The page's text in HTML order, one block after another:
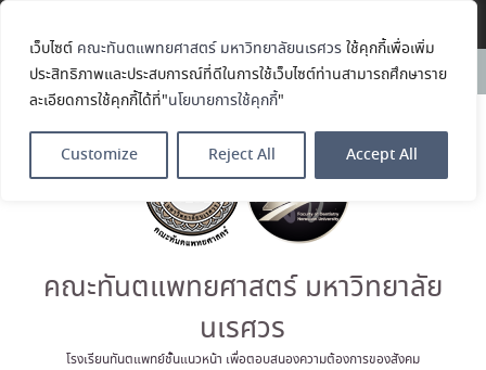
เว็บไซต์ คณะทันตแพทยศาสตร์ มหาวิทยาลัยนเรศวร ใช้คุกกี้เพื่อเพิ่ม
ประสิทธิภาพและประสบการณ์ที่ดีในการใช้เว็บไซต์ท่านสามารถศึกษาราย
ละเอียดการใช้คุกกี้ได้ที่"นโยบายการใช้คุกกี้"
Customize Reject All Accept All
News:
คณะทันตแพทยศาสตร์
มหาวิทยาลัยนเรศวร ร่วมออกบูธ
ประชาสัมพันธ์ หลักสูตรทันตแพทย
ประกาศนียบัตรผู้ช่วยทันตแพทย์
ในโครงการ Open House 2026
ตน ค้นหาตัวเอง
ประกาศคณะทันตแพทยศาสตร์
มหาวิทยาลัยนเรศวร เรื่อง ผู้ผ่าน
การสอบแข่งขันเข้าเป็นพนักงาน
ราชการ (เงินรายได้) ตำแหน่ง ผู้
ประมวลภาพบรรยากาศกิจกรรม
Dent Connect Board Game
คณะทันตแพทยศาสตร์ มหาวิทยาลัย
นเรศวร
โรงเรียนทันตแพทย์ชั้นแนวหน้า เพื่อตอบสนองความต้องการของสังคม